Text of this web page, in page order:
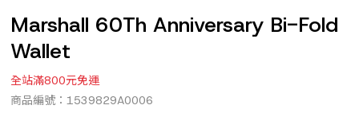
Marshall 60Th Anniversary Bi-Fold
Wallet
全站滿800元免運
商品編號：1539829A0006